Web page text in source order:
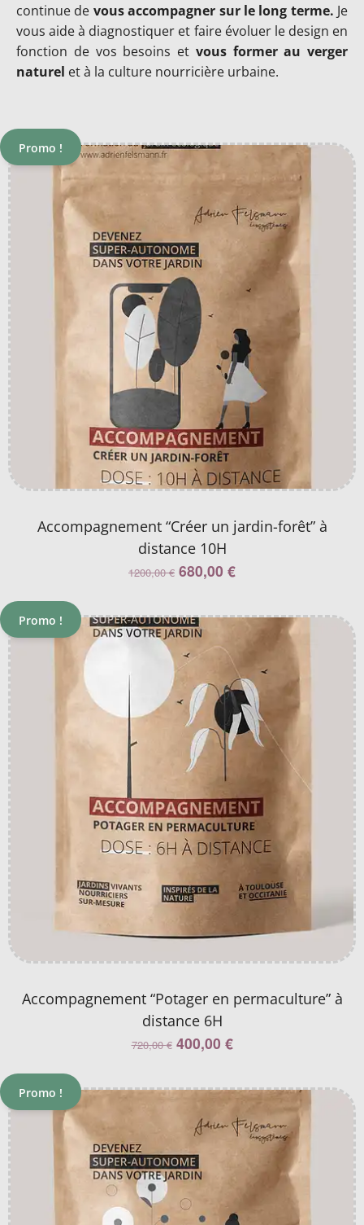
continue de vous accompagner sur le long terme. Je
vous aide à diagnostiquer et faire évoluer le design en
fonction de vos besoins et vous former au verger
naturel et à la culture nourricière urbaine.
Promo !
Accompagnement “Créer un jardin-forêt” à
distance 10H
1200,00€ 680,00 €
Promo !
Accompagnement “Potager en permaculture” à
distance 6H
720,00€ 400,00 €
Promo !